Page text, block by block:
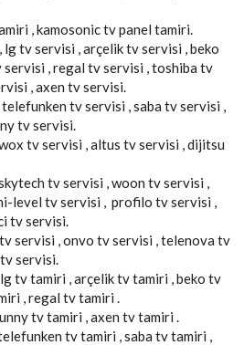
, kamosonic tv panel tamiri.
lg tv servisi , arçelik tv servisi , beko
, regal tv servisi , toshiba tv
, axen tv servisi.
tv servisi , saba tv servisi ,
tv servisi.
tv servisi , altus tv servisi , dijitsu
tv servisi , woon tv servisi ,
level tv servisi , profilo tv servisi ,
tv servisi.
servisi , onvo tv servisi , telenova tv
servisi.
tv tamiri , arçelik tv tamiri , beko tv
, regal tv tamiri .
tv tamiri , axen tv tamiri .
tv tamiri , saba tv tamiri ,